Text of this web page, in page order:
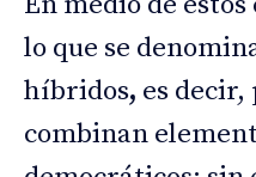
lo que se
híbridos, es decir,
combinan